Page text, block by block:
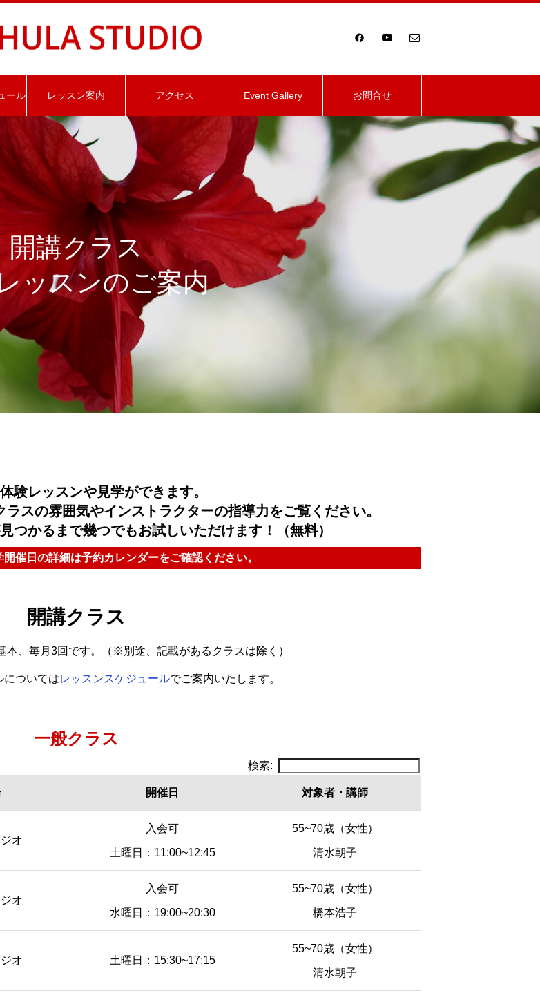
ール レッスン案内 アクセス Event Gallery お問合せ
開講クラス
ッスンのご案内
験レッスンや見学ができます。
スの雰囲気やインストラクターの指導力をご覧ください。
つかるまで幾つでもお試しいただけます！（無料）
催日の詳細は予約カレンダーをご確認ください。
開講クラス
、毎月3回です。 （※別途、記載があるクラスは除く）
ついてはレッスンスケジュールでご案内いたします。
一般クラス
検索:
開催日 対象者 ・講師
開催日 対象者 ・講師
オ
入会可
土曜日：11:00~12:45
55~70歳（女性）
清水朝子
オ
入会可
水曜日：19:00~20:30
55~70歳（女性）
橋本浩子
オ 土曜日：15:30~17:15
55~70歳（女性）
清水朝子